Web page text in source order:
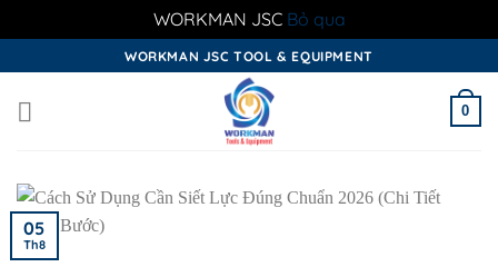
WORKMAN JSC Bỏ qua
to
content
WORKMAN JSC TOOL & EQUIPMENT
0
05
Th8